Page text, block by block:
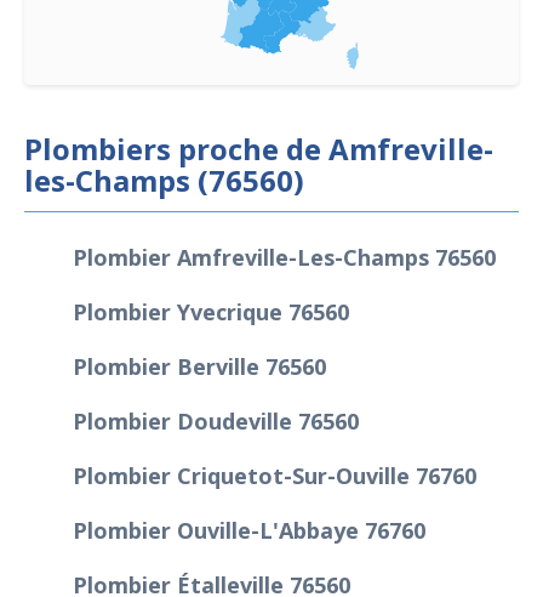
Plombiers proche de Amfreville-
les-Champs (76560)
Plombier Amfreville-Les-Champs 76560
Plombier Yvecrique 76560
Plombier Berville 76560
Plombier Doudeville 76560
Plombier Criquetot-Sur-Ouville 76760
Plombier Ouville-L'Abbaye 76760
Plombier Étalleville 76560